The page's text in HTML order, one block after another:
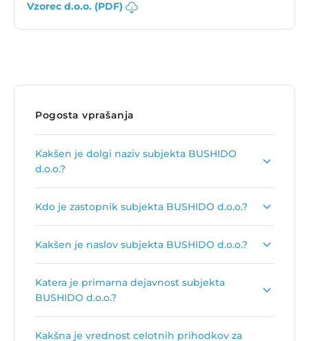
Vzorec d.o.o. (PDF)
Pogosta vprašanja
Kakšen je dolgi naziv subjekta BUSHIDO
d.o.o.?
d.o.o..
Kdo je zastopnik subjekta BUSHIDO d.o.o.?
Kakšen je naslov subjekta BUSHIDO d.o.o.?
pri Krškem.
Katera je primarna dejavnost subjekta
BUSHIDO d.o.o.?
Kakšna je vrednost celotnih prihodkov za